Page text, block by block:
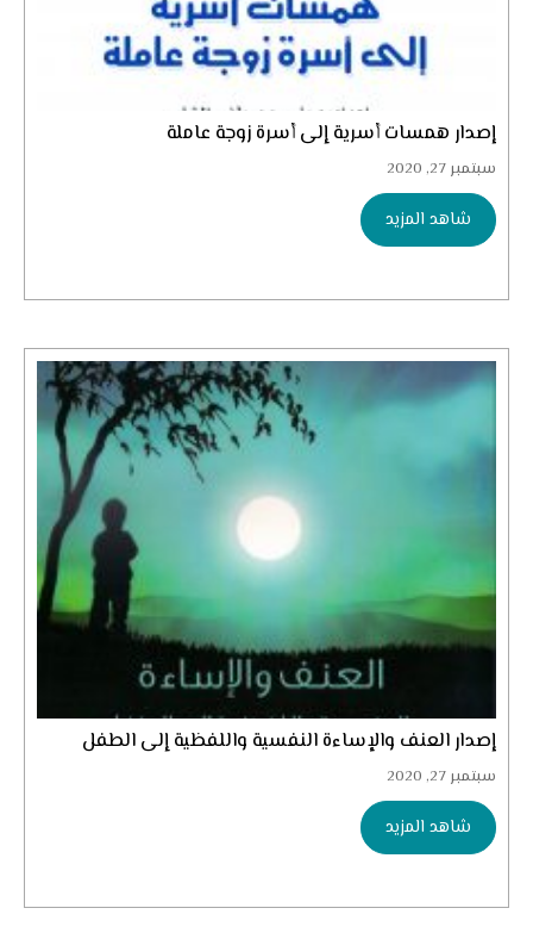
إصدار همسات أسرية إلى أسرة زوجة عاملة
سبتمبر 27, 2020
شاهد المزيد
إصدار العنف والإساءة النفسية واللفظية إلى الطفل
سبتمبر 27, 2020
شاهد المزيد